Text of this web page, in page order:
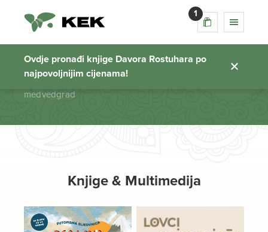
1
Ovdje pronađi knjige Davora Rostuhara po
najpovoljnijim cijenama!
medvedgrad
Početna stranica
medvedgrad
Knjige & Multimedija